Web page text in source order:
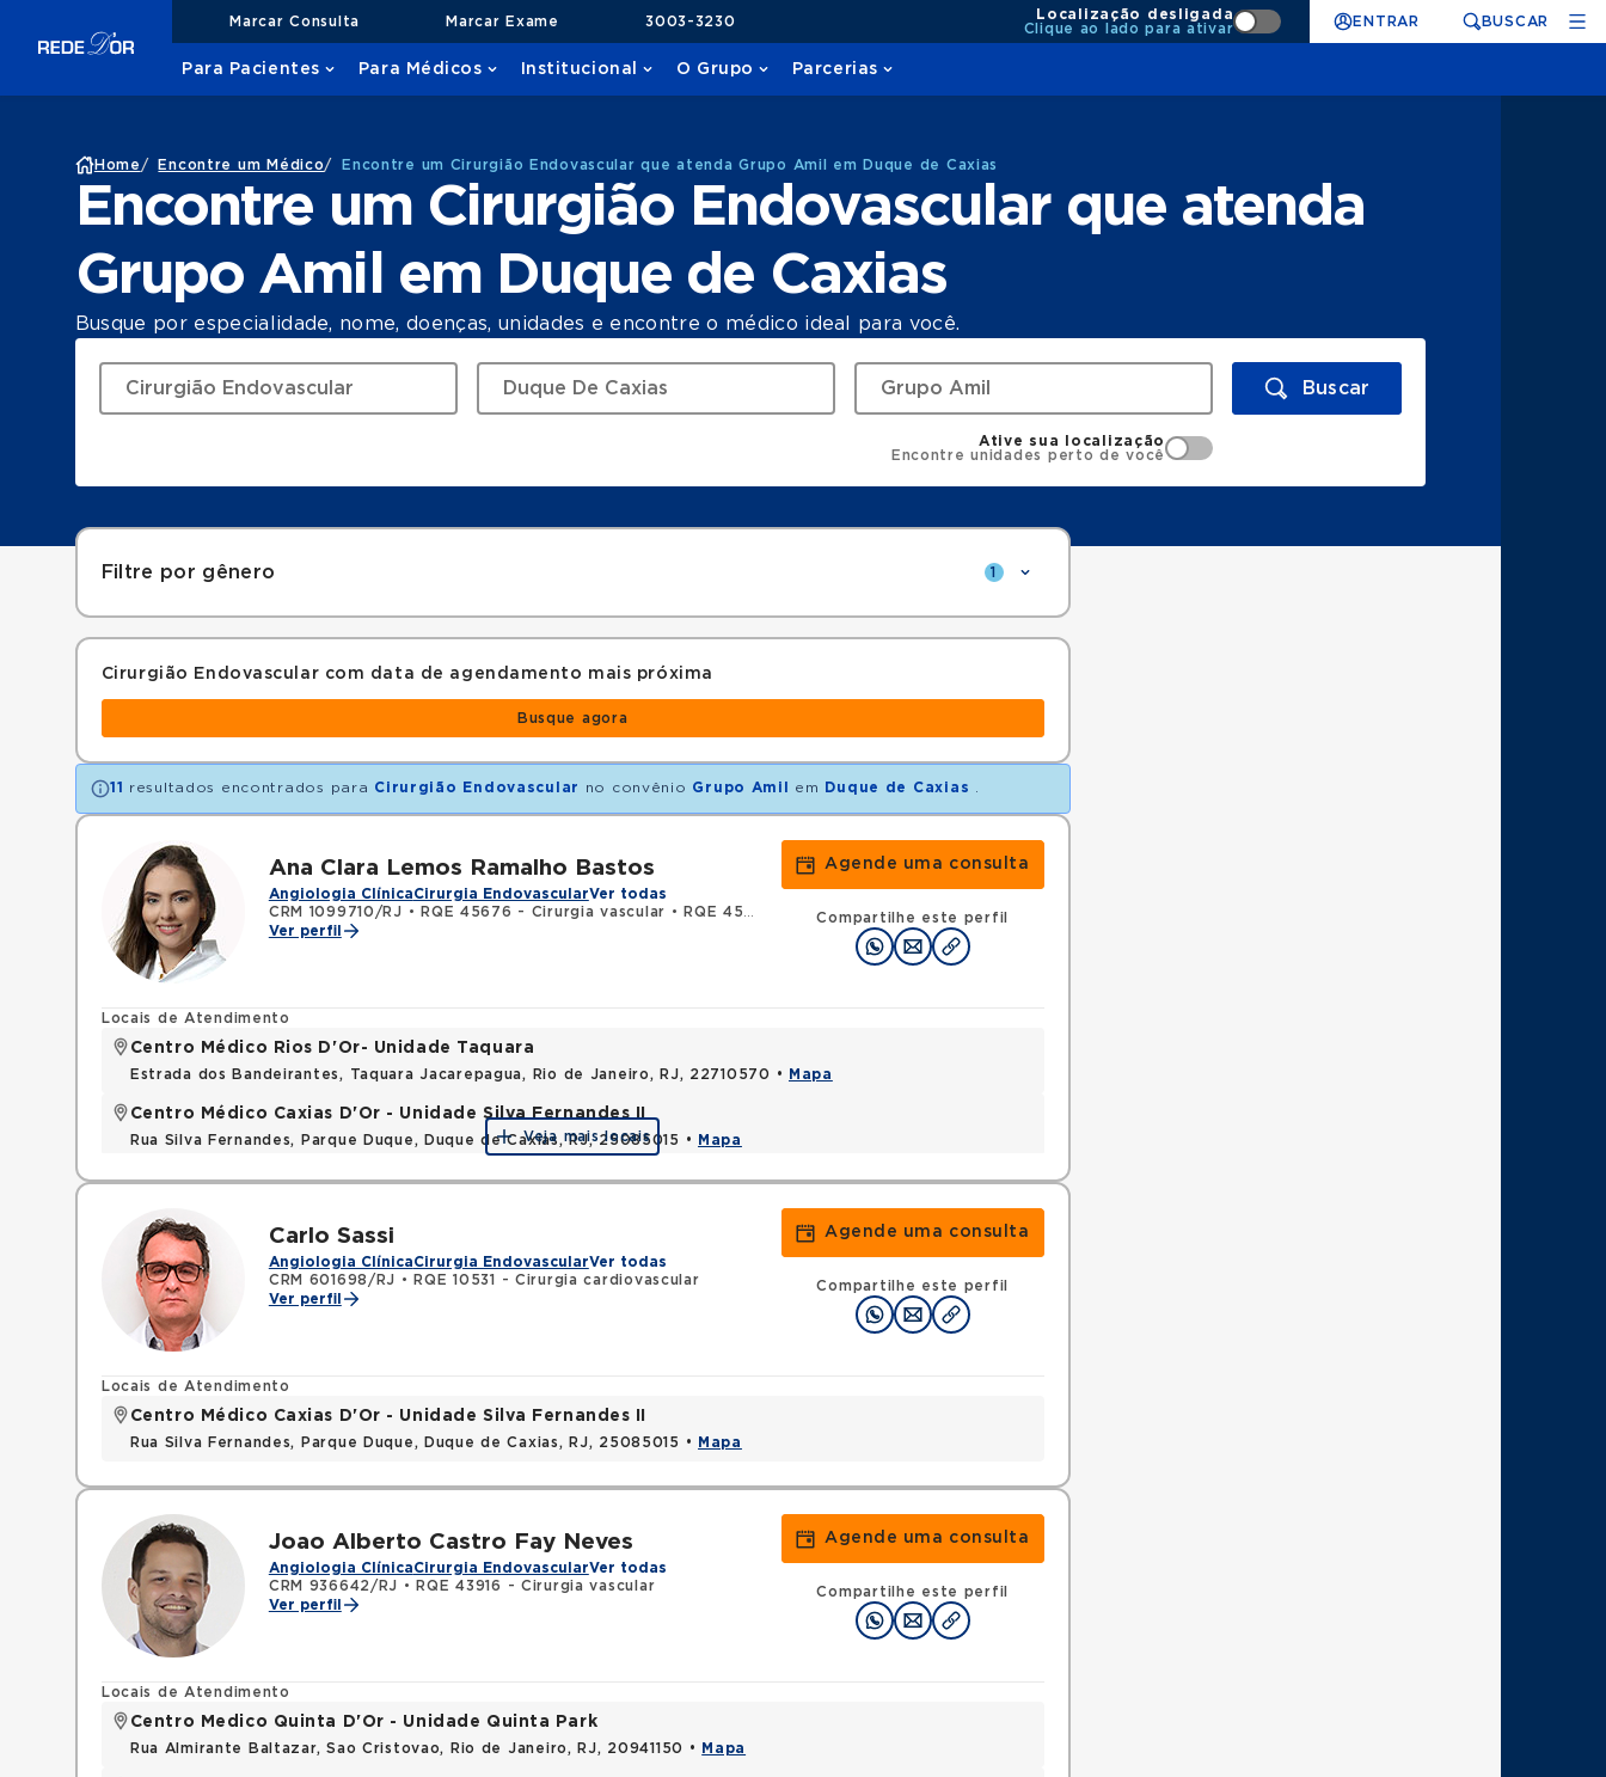
Marcar Consulta Marcar Exame 3003-3230
Localização desligada
Clique ao lado para ativar
ENTRAR BUSCAR
Para Pacientes Para Médicos Institucional O Grupo Parcerias
Home / Encontre um Médico/ Encontre um Cirurgião Endovascular que atenda Grupo Amil em Duque de Caxias
Encontre um Cirurgião Endovascular que atenda
Grupo Amil em Duque de Caxias
Busque por especialidade, nome, doenças, unidades e encontre o médico ideal para você.
Buscar
Ative sua localização
Encontre unidades perto de você
Filtre por gênero 1
Cirurgião Endovascular com data de agendamento mais próxima
Busque agora
11 resultados encontrados para Cirurgião Endovascular no convênio Grupo Amil em Duque de Caxias
Ana Clara Lemos Ramalho Bastos
Angiologia ClínicaCirurgia EndovascularVer todas
CRM 1099710/RJ • RQE 45676 - Cirurgia vascular •
RQE 45677 - Cirurgia geral
Ver perfil
Agende uma consulta
Compartilhe este perfil
Locais de Atendimento
Centro Médico Rios D'Or- Unidade Taquara
Estrada dos Bandeirantes, Taquara Jacarepagua, Rio de Janeiro, RJ, 22710570 • Mapa
Centro Médico Caxias D'Or - Unidade Silva Fernandes II
Rua Silva Fernandes, Parque Duque, Duque de Caxias, RJ, 25085015 • Mapa
Veja mais locais
Carlo Sassi
Angiologia ClínicaCirurgia EndovascularVer todas
CRM 601698/RJ •
RQE 10531 - Cirurgia cardiovascular
Ver perfil
Agende uma consulta
Compartilhe este perfil
Locais de Atendimento
Centro Médico Caxias D'Or - Unidade Silva Fernandes II
Rua Silva Fernandes, Parque Duque, Duque de Caxias, RJ, 25085015 • Mapa
Joao Alberto Castro Fay Neves
Angiologia ClínicaCirurgia EndovascularVer todas
CRM 936642/RJ •
RQE 43916 - Cirurgia vascular
Ver perfil
Agende uma consulta
Compartilhe este perfil
Locais de Atendimento
Centro Medico Quinta D'Or - Unidade Quinta Park
Rua Almirante Baltazar, Sao Cristovao, Rio de Janeiro, RJ, 20941150 • Mapa